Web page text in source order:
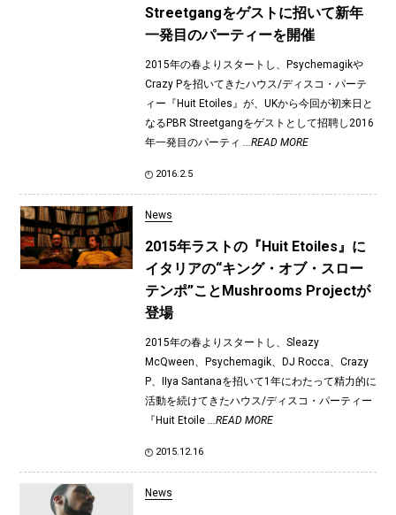
Streetgangをゲストに招いて新年
一発目のパーティーを開催
2015年の春よりスタートし、Psychemagikや
Crazy Pを招いてきたハウス/ディスコ・パーテ
ィー『Huit Etoiles』が、UKから今回が初来日と
なるPBR Streetgangをゲストとして招聘し2016
年一発目のパーティ
...READ MORE
2016.2.5
News
2015年ラストの『Huit Etoiles』に
イタリアの“キング・オブ・スロー
テンポ”ことMushrooms Projectが
登場
2015年の春よりスタートし、Sleazy
McQween、Psychemagik、DJ Rocca、Crazy
P、IIya Santanaを招いて1年にわたって精力的に
活動を続けてきたハウス/ディスコ・パーティー
『Huit Etoile ...READ MORE
2015.12.16
News